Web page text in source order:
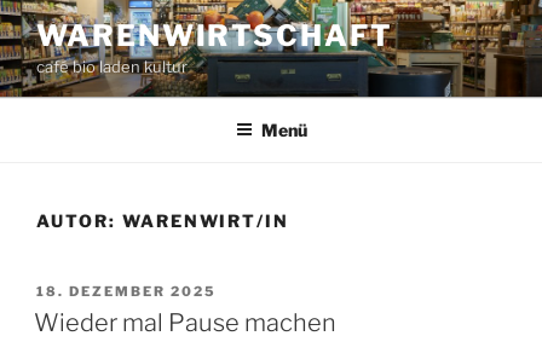
Zum
Inhalt
springen
WARENWIRTSCHAFT
café bio laden kultur
Menü
AUTOR: WARENWIRT/IN
VERÖFFENTLICHT
AM
18. DEZEMBER 2025
Wieder mal Pause machen